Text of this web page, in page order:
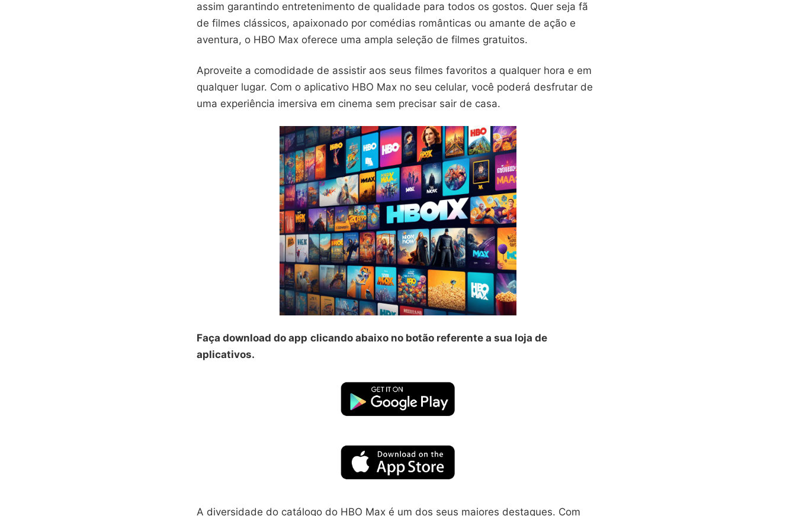
assim garantindo entretenimento de qualidade para todos os gostos. Quer seja fã
de filmes clássicos, apaixonado por comédias românticas ou amante de ação e
aventura, o HBO Max oferece uma ampla seleção de filmes gratuitos.
Aproveite a comodidade de assistir aos seus filmes favoritos a qualquer hora e em
qualquer lugar. Com o aplicativo HBO Max no seu celular, você poderá desfrutar de
uma experiência imersiva em cinema sem precisar sair de casa.
Faça download do app clicando abaixo no botão referente a sua loja de
aplicativos.
A diversidade do catálogo do HBO Max é um dos seus maiores destaques. Com